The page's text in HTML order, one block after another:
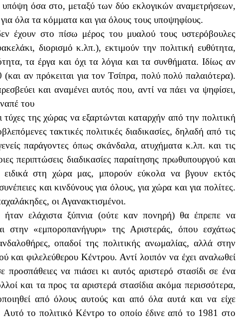
υπόψη όσα στο, μεταξύ των δύο εκλογικών αναμετρήσεων,
όλα τα κόμματα και για όλους τους υποψηφίους.
έχουν στο πίσω μέρος του μυαλού τους υστερόβουλες
διορισμό κ.λπ.), εκτιμούν την πολιτική ευθύτητα,
τα έργα και όχι τα λόγια και τα συνθήματα. Ιδίως αν
αν πρόκειται για τον Τσίπρα, πολύ πολύ παλαιότερα).
και αναμένει αυτός που, αντί να πάει να ψηφίσει,
του
τύχες της χώρας να εξαρτώνται καταρχήν από την πολιτική
τακτικές πολιτικές διαδικασίες, δηλαδή από τις
παράγοντες όπως σκάνδαλα, ατυχήματα κ.λπ. και τις
περιπτώσεις διαδικασίες παραίτησης πρωθυπουργού και
ειδικά στη χώρα μας, μπορούν εύκολα να βγουν εκτός
και κινδύνους για όλους, για χώρα και για πολίτες.
οι Αγανακτισμένοι.
ελάχιστα ξύπνια (ούτε καν πονηρή) θα έπρεπε να
στην «εμποροπανήγυρι» της Αριστεράς, όπου εσχάτως
οπαδοί της πολιτικής ανωμαλίας, αλλά στην
και φιλελεύθερου Κέντρου. Αντί λοιπόν να έχει αναλωθεί
να πιάσει κι αυτός αριστερό στασίδι σε ένα
και τα προς τα αριστερά στασίδια ακόμα περισσότερα,
από όλους αυτούς και από όλα αυτά και να είχε
Αυτό το πολιτικό Κέντρο το οποίο έδινε από το 1981 στο